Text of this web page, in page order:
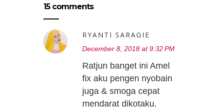
15 comments
RYANTI SARAGIE
December 8, 2018 at 9:32 PM
Ratjun banget ini Amel
fix aku pengen nyobain
juga & smoga cepat
mendarat dikotaku.